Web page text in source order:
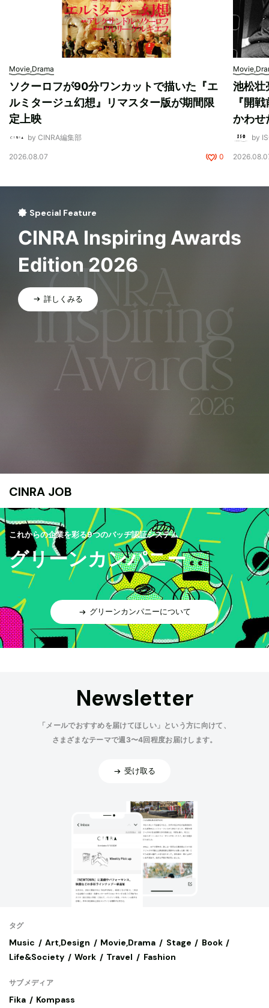
Movie,Drama
ソクーロフが90分ワンカットで描いた『エ
ルミタージュ幻想』リマスター版が期間限
定上映
by CINRA編集部
2026.08.07 0
池松壮
『開
かわせ
by
Special Feature
CINRA Inspiring Awards
Edition 2026
詳しくみる
CINRA JOB
これからの企業を彩る9つのバッヂ認証システム
グリーンカンパニー
グリーンカンパニーについて
Newsletter
「メールでおすすめを届けてほしい」という方に向けて、
さまざまなテーマで週3〜4回程度お届けします。
受け取る
タグ
Music Art,Design Movie,Drama Stage
Book
Life&Society
Work Travel Fashion
サブメディア
Fika Kompass